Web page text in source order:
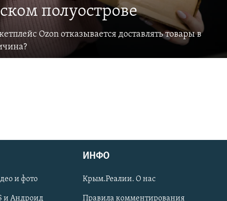
полуострове
Ozon отказывается доставлять товары в
и фото
и Андроид
ИНФО
Крым.Реалии. О нас
Правила комментирования